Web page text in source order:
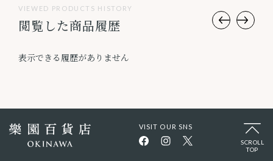
VIEWED PRODUCTS HISTORY
閲覧した商品履歴
表示できる履歴がありません
VISIT OUR SNS
SCROLL
TOP